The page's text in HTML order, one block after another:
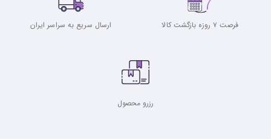
فرصت ۷ روزه بازگشت کالا ارسال سریع به سراسر ایران
رزرو محصول